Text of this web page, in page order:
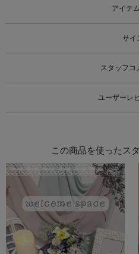
アイテ
サイ
スタッフコ
ユーザーレ
この商品を使ったス